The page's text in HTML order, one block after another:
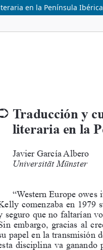
en la Península Ibérica